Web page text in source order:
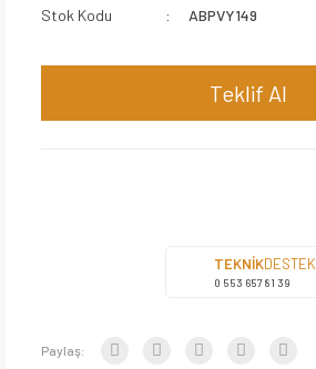
Stok Kodu
ABPVY149
Teklif Al
TEKNİKDESTEK
0 553 657 81 39
Paylaş: